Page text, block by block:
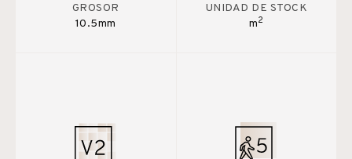
GROSOR
10.5mm
UNIDAD DE STOCK
m2